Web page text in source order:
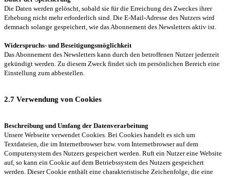
Die Daten werden gelöscht, sobald sie für die Erreichung des Zweckes ihrer
Erhebung nicht mehr erforderlich sind. Die E-Mail-Adresse des Nutzers wird
demnach solange gespeichert, wie das Abonnement des Newsletters aktiv ist.
Widerspruchs- und Beseitigungsmöglichkeit
Das Abonnement des Newsletters kann durch den betroffenen Nutzer jederzeit
gekündigt werden. Zu diesem Zweck findet sich im persönlichen Bereich eine
Einstellung zum abbestellen.
2.7 Verwendung von Cookies
Beschreibung und Umfang der Datenverarbeitung
Unsere Webseite verwendet Cookies. Bei Cookies handelt es sich um
Textdateien, die im Internetbrowser bzw. vom Internetbrowser auf dem
Computersystem des Nutzers gespeichert werden. Ruft ein Nutzer eine Website
auf, so kann ein Cookie auf dem Betriebssystem des Nutzers gespeichert
werden. Dieser Cookie enthält eine charakteristische Zeichenfolge, die eine